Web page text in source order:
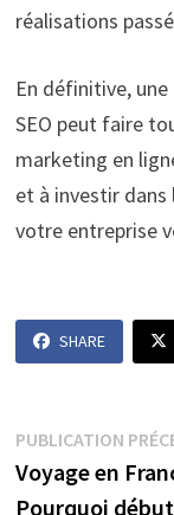
réalisations
En définitive,
SEO peut faire
marketing en
et à investir
votre entreprise
SHARE
Navigation
de
PUBLICATION
Voyage en
Pourquoi